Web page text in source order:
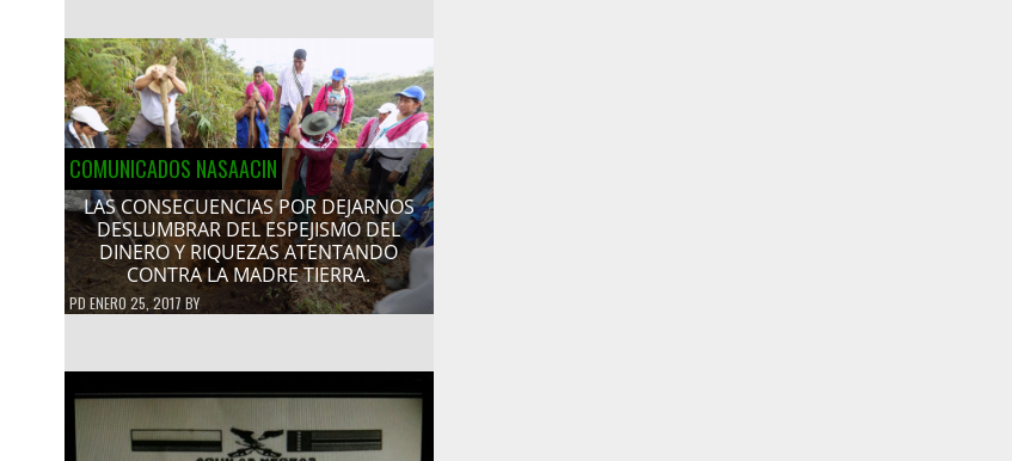
COMUNICADOS NASAACIN
LAS CONSECUENCIAS POR DEJARNOS
DESLUMBRAR DEL ESPEJISMO DEL
DINERO Y RIQUEZAS ATENTANDO
CONTRA LA MADRE TIERRA.
PDENERO 25, 2017 BY